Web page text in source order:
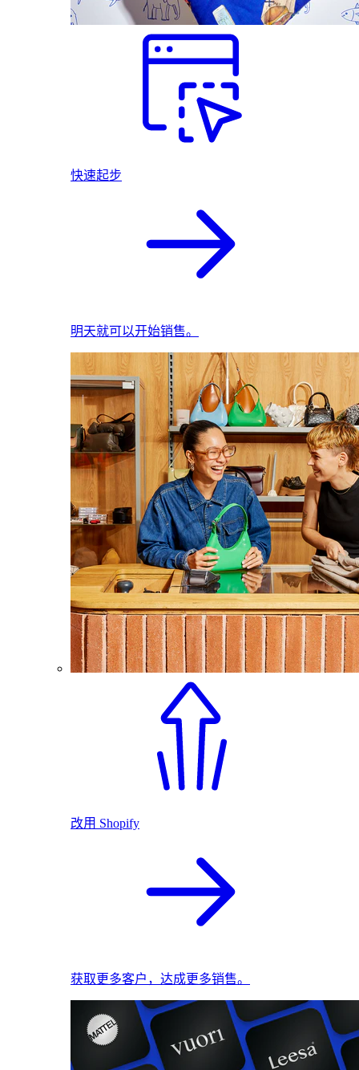
快速起步
明天就可以开始销售。
改用 Shopify
获取更多客户，达成更多销售。